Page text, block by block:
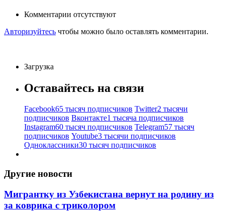
Комментарии отсутствуют
Авторизуйтесь чтобы можно было оставлять комментарии.
Загрузка
Оставайтесь на связи
Facebook65 тысяч подписчиков Twitter2 тысячи
подписчиков Вконтакте1 тысяча подписчиков
Instagram60 тысяч подписчиков Telegram57 тысяч
подписчиков Youtube3 тысячи подписчиков
Одноклассники30 тысяч подписчиков
Другие новости
Мигрантку из Узбекистана вернут на родину из
за коврика с триколором